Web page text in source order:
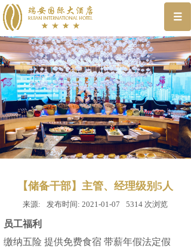
【储备干部】主管、经理级别5人
来源: 发布时间: 2021-01-07 5314 次浏览
员工福利
缴纳五险 提供免费食宿 带薪年假法定假